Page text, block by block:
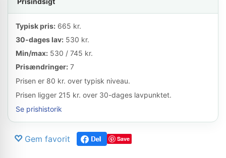
Typisk pris: 665 kr.
30-dages lav: 530 kr.
Min/max: 530 / 745 kr.
Prisændringer: 7
Prisen er 80 kr. over typisk niveau.
Prisen ligger 215 kr. over 30-dages lavpunktet.
Se prishistorik
Gem favorit Save